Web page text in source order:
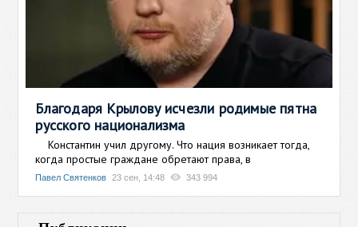
Благодаря Крылову исчезли родимые пятна
русского национализма
Константин учил другому. Что нация возникает тогда,
когда простые граждане обретают права, в
Павел Святенков 23 сен, 14:48 343 994